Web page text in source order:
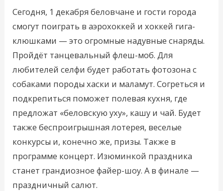
Сегодня, 1 декабря беловчане и гости города
смогут поиграть в аэрохоккей и хоккей гига-
клюшками — это огромные надувные снаряды.
Пройдёт танцевальный флеш-моб. Для
любителей селфи будет работать фотозона с
собаками породы хаски и маламут. Согреться и
подкрепиться поможет полевая кухня, где
предложат «беловскую уху», кашу и чай. Будет
также беспроигрышная лотерея, веселые
конкурсы и, конечно же, призы. Также в
программе концерт. Изюминкой праздника
станет грандиозное файер-шоу. А в финале —
праздничный салют.